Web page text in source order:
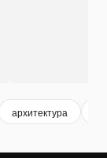
архитектура